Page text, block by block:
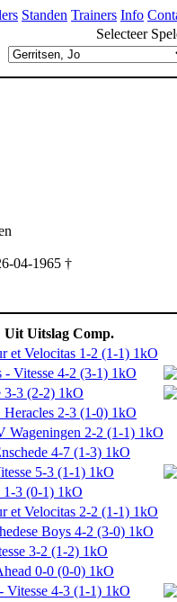
Standen Trainers Info
Selecteer
04-1965 †
Uit Uitslag Comp.
et Velocitas 1-2 (1-1) 1kO
- Vitesse 4-2 (3-1) 1kO
3-3 (2-2) 1kO
2-3 (1-0) 1kO
Wageningen 2-2 (1-1) 1kO
4-7 (1-3) 1kO
5-3 (1-1) 1kO
1-3 (0-1) 1kO
et Velocitas 2-2 (1-1) 1kO
Boys 4-2 (3-0) 1kO
3-2 (1-2) 1kO
0-0 (0-0) 1kO
- Vitesse 4-3 (1-1) 1kO